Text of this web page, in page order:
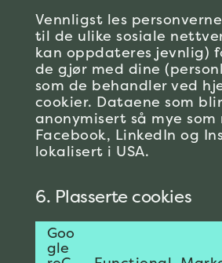
Vennligst les
til de ulike sosiale
kan oppdateres jevnlig)
de gjør med dine
som de behandler ved
cookier. Dataene som
anonymisert så mye som
Facebook, LinkedIn og
lokalisert i USA.
6. Plasserte cookies
Goo
gle